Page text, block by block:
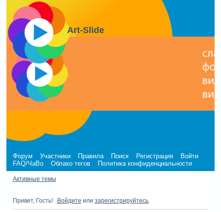
Art-Slide
Форум Участники Правила Поиск Регистрация
Войти
FAQ/ЧаВо
Облако тегов Политика конфиденциальности
Активные темы
Привет, Гость! Войдите или зарегистрируйтесь.